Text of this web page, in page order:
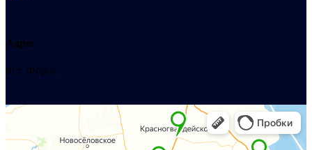
Адрес
пгт. Форос